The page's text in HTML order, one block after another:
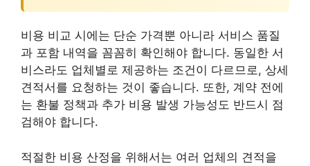
비용 비교 시에는 단순 가격뿐 아니라 서비스 품질
과 포함 내역을 꼼꼼히 확인해야 합니다. 동일한 서
비스라도 업체별로 제공하는 조건이 다르므로, 상세
견적서를 요청하는 것이 좋습니다. 또한, 계약 전에
는 환불 정책과 추가 비용 발생 가능성도 반드시 점
검해야 합니다.
적절한 비용 산정을 위해서는 여러 업체의 견적을